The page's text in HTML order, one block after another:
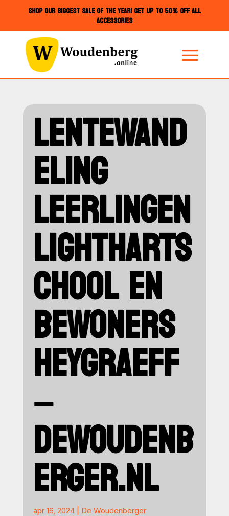
SHOP OUR BIGGEST SALE OF THE YEAR! GET UP TO 50% OFF ALL
ACCESSORIES
LENTEWAND
ELING
LEERLINGEN
LIGHTHARTS
CHOOL EN
BEWONERS
HEYGRAEFF
–
DEWOUDENB
ERGER.NL
apr 16, 2024| De Woudenberger